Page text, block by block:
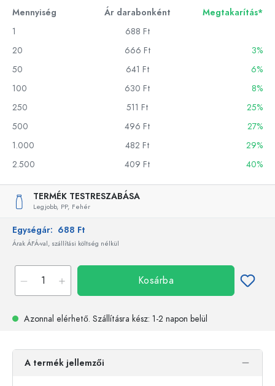
Mennyiség Ár darabonként
Megtakarítás*
1
688 Ft
20
666 Ft
3%
50
641 Ft
6%
100
630 Ft
8%
250
511 Ft
25%
500
496 Ft
27%
1.000
482 Ft
29%
2.500
409 Ft 40%
TERMÉK TESTRESZABÁSA
Legjobb, PP, Fehér
Egységár: 688 Ft
Árak ÁFÁ-val, szállítási költség nélkül
Kosárba
Azonnal elérhető. Szállításra kész: 1-2 napon belül
A termék jellemzői